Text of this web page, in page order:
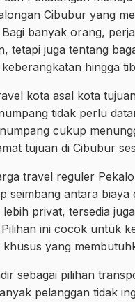
Cibubur yang
banyak orang,
tetapi juga tentang
hingga
kota asal kota
tidak perlu
cukup
tujuan di Cibubur
travel reguler
seimbang antara
lebih privat, tersedia
Pilihan ini cocok untuk
khusus yang
sebagai pilihan
pelanggan tidak